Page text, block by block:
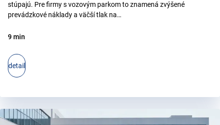
stúpajú. Pre firmy s vozovým parkom to znamená zvýšené
prevádzkové náklady a väčší tlak na…
9 min
detail